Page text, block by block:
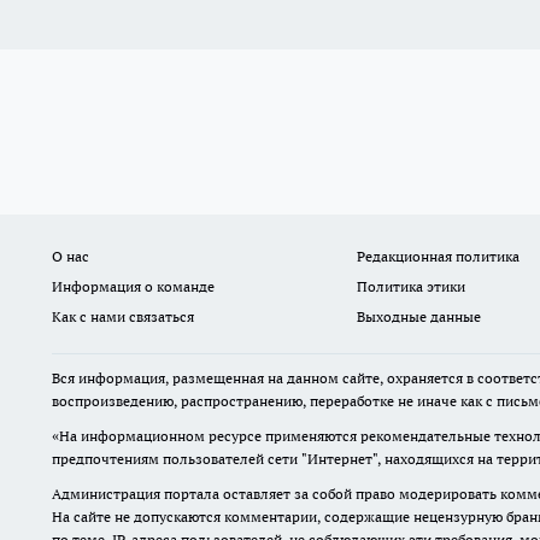
О нас Редакционная политика
Информация о команде
Политика этики
Как с нами связаться
Выходные данные
Вся информация, размещенная на данном сайте, охраняется в
воспроизведению, распространению, переработке не иначе как с
«На информационном ресурсе применяются рекомендательные
предпочтениям пользователей сети "Интернет", находящихся на
Администрация портала оставляет за собой право модерировать
На сайте не допускаются комментарии, содержащие нецензурную